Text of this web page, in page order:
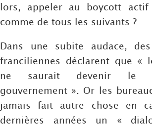
lors, appeler au boycott
comme de tous les suivants ?
Dans une subite audace,
franciliennes déclarent que «
ne saurait devenir le
gouvernement ». Or les
jamais fait autre chose en
dernières années un «